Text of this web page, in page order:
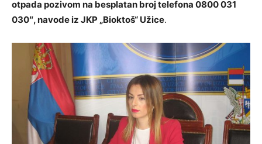
otpada pozivom na besplatan broj telefona 0800 031
030″, navode iz JKP „Bioktoš“ Užice.